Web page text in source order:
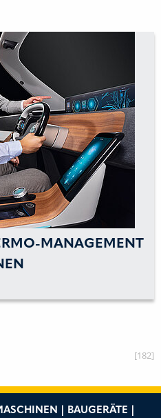
MANAGEMENT
[182]
| BAUGERÄTE |